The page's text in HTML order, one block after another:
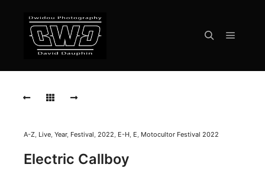
CALLBOY
A-Z, Live, Year, Festival, 2022, E-H, E, Motocultor Festival 2022
Electric Callboy